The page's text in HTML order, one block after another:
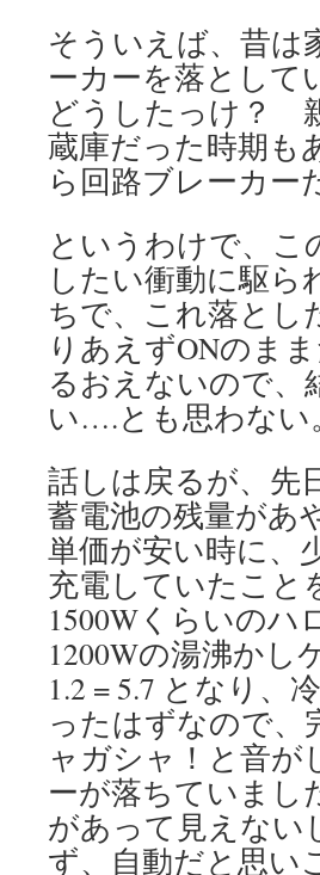
そういえば、昔は
ーカーを落として
どうしたっけ？
蔵庫だった時期
ら回路ブレーカー
というわけで、こ
したい衝動に駆ら
ちで、これ落とし
りあえずONのま
るおえないので、
い….とも思わない。
話しは戻るが、先
蓄電池の残量があ
単価が安い時に、
充電していたこと
1500Wくらいの
1200Wの湯沸かし
1.2 = 5.7 となり、
ったはずなので、
ャガシャ！と音が
ーが落ちていまし
があって見えない
ず、自動だと思い